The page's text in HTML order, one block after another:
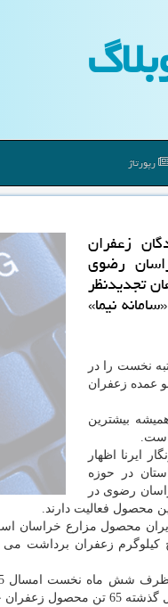
رپورتاژ
زعفران
رضوی
تجدیدنظر
نیما»
نخست را در
عمده زعفران
بیشترین
است.
ایرنا اظهار
استان در حوزه
هزار نفر در خراسان رضوی در
محصول فعالیت دارند.
دلار صادر شده بود.